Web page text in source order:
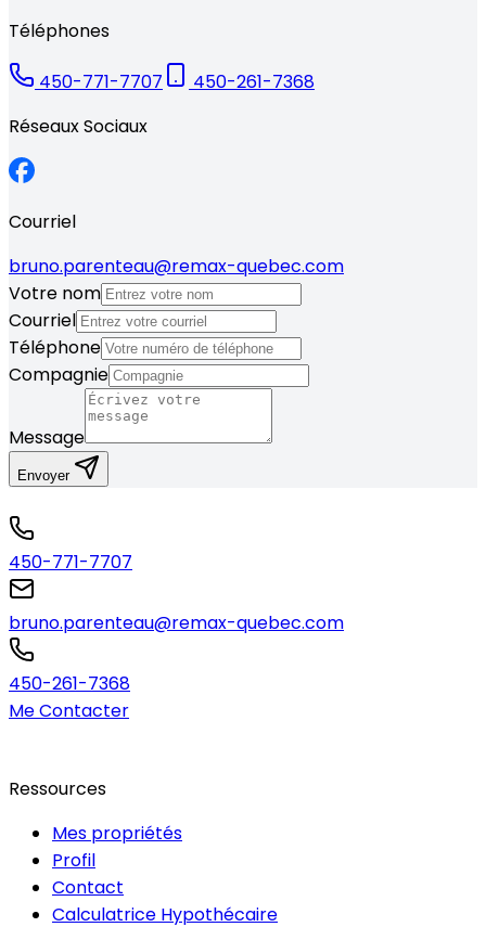
Téléphones
450-771-7707
450-261-7368
Réseaux Sociaux
Courriel
bruno.parenteau@remax-quebec.com
Votre nom
Courriel
Téléphone
Compagnie
Message
Envoyer
450-771-7707
bruno.parenteau@remax-quebec.com
450-261-7368
Me Contacter
Ressources
Mes propriétés
Profil
Contact
Calculatrice Hypothécaire